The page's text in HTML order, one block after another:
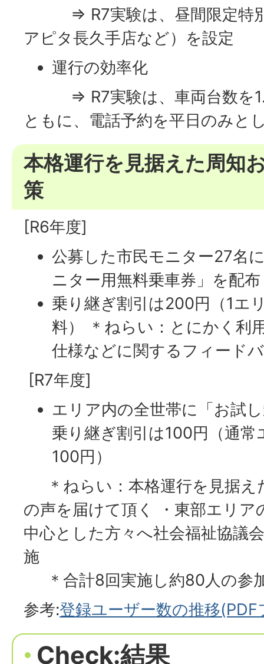
⇒ R7実験は、昼間限定特別
アピタ長久手店など）を設定
運行の効率化
⇒ R7実験は、車両台数を
ともに、電話予約を平日のみと
本格運行を見据えた周知
策
[R6年度]
公募した市民モニター27名
ニター用無料乗車券」を配布
乗り継ぎ割引は200円（1エ
料） ＊ねらい：とにかく利
仕様などに関するフィード
[R7年度]
エリア内の全世帯に「お試
乗り継ぎ割引は100円（通
100円）
＊ねらい：本格運行を見据え
の声を届けて頂く ・東部エリア
中心とした方々へ社会福祉協議
施
＊合計8回実施し約80人の参
参考:登録ユーザー数の推移
Check:結果